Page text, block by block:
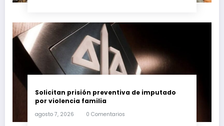
Solicitan prisión preventiva de imputado
por violencia familia
agosto 7, 2026 0 Comentarios